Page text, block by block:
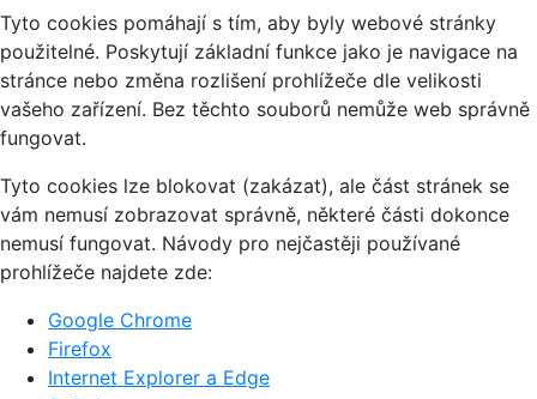
Tyto cookies pomáhají s tím, aby byly webové stránky
použitelné. Poskytují základní funkce jako je navigace na
stránce nebo změna rozlišení prohlížeče dle velikosti
vašeho zařízení. Bez těchto souborů nemůže web správně
fungovat.
Tyto cookies lze blokovat (zakázat), ale část stránek se
vám nemusí zobrazovat správně, některé části dokonce
nemusí fungovat. Návody pro nejčastěji používané
prohlížeče najdete zde:
Google Chrome
Firefox
Internet Explorer a Edge